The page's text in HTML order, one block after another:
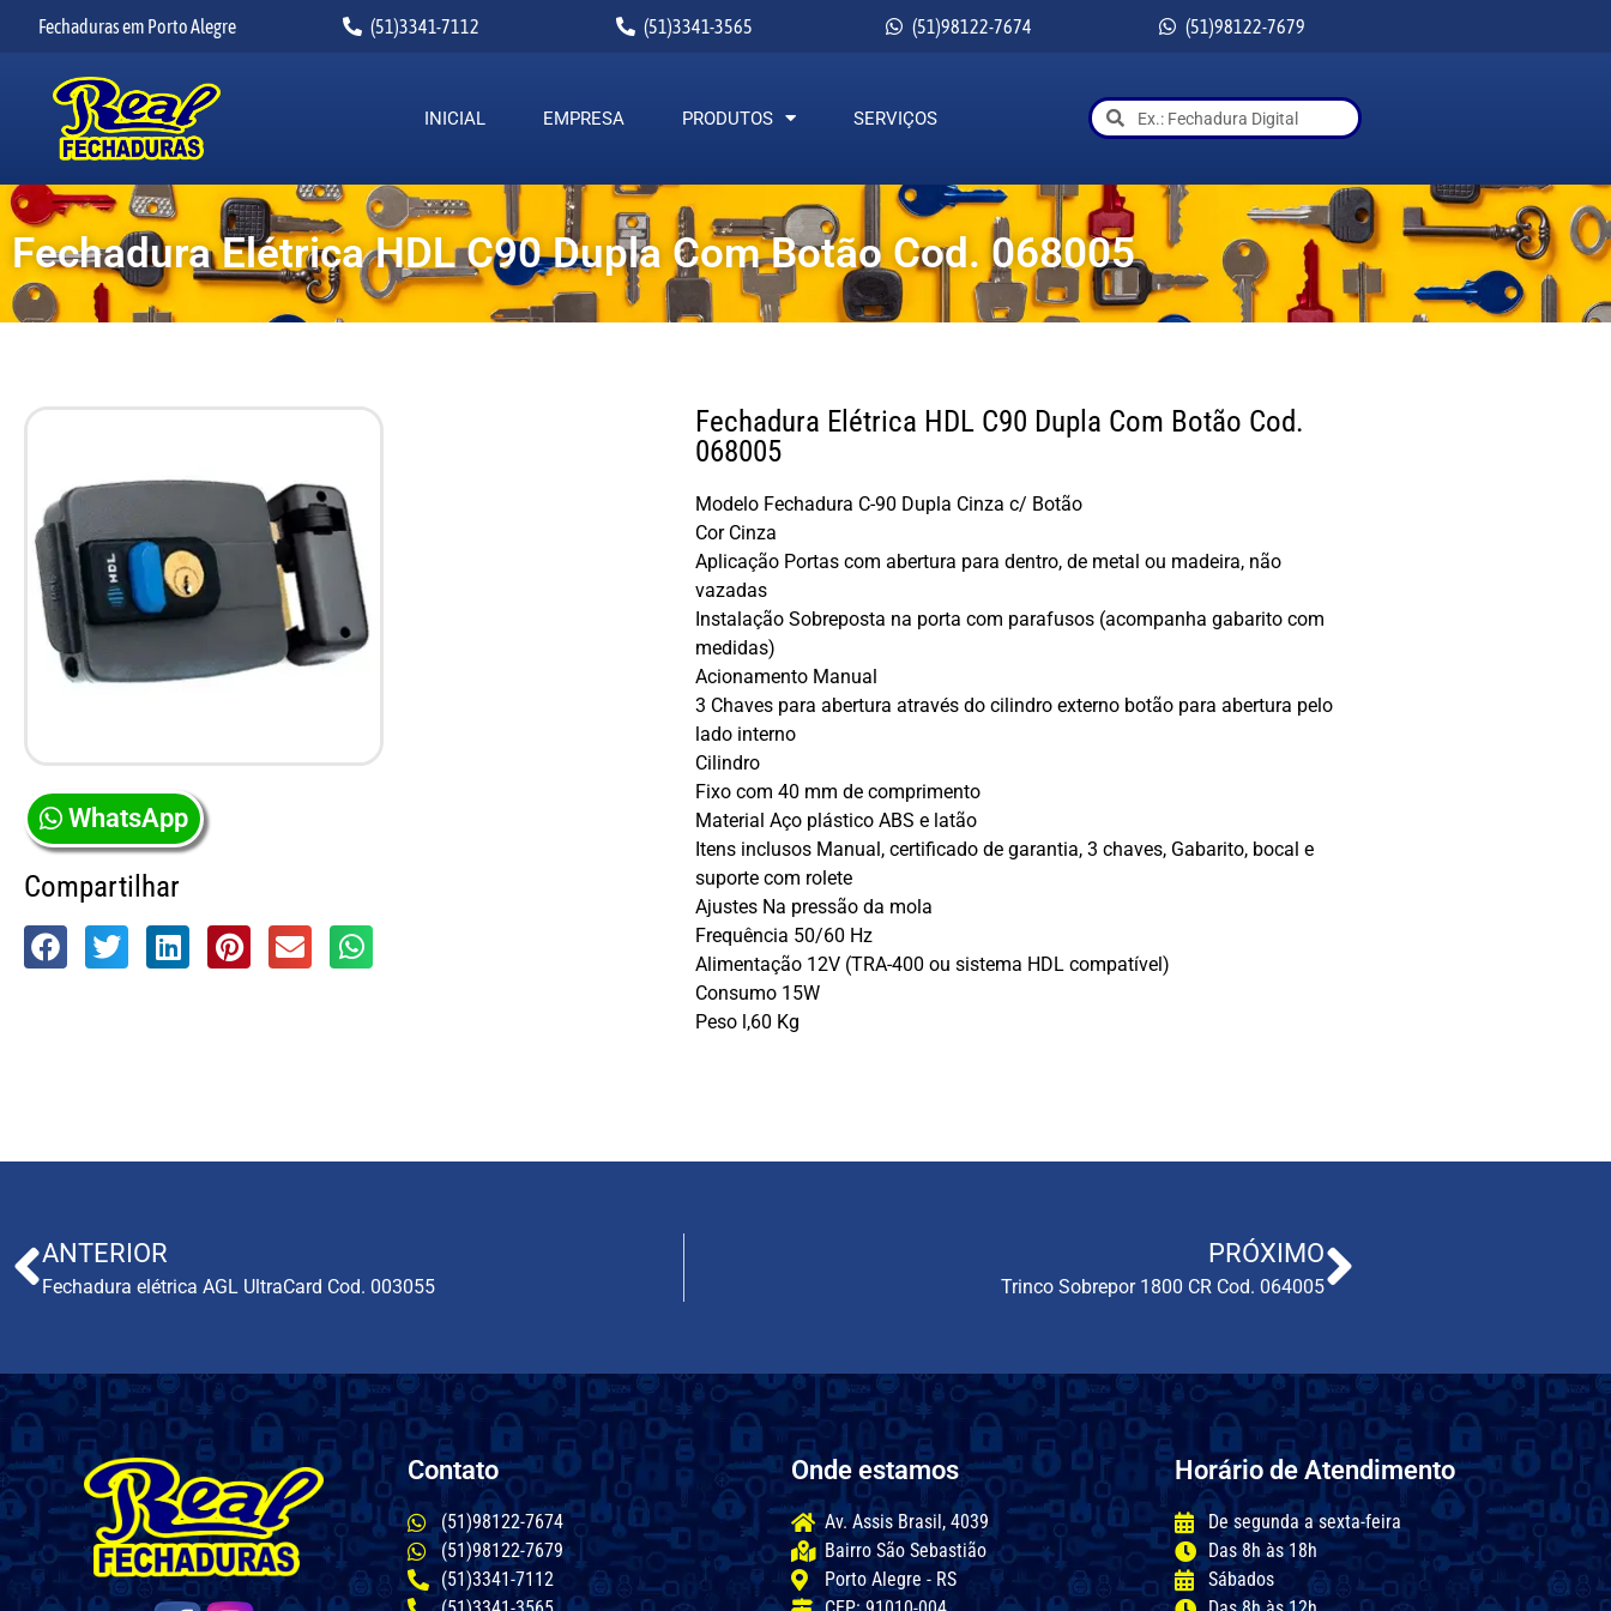
Fechaduras em Porto Alegre (51)3341-7112 (51)3341-3565 (51)98122-7674 (51)98122-7679
INICIAL EMPRESA PRODUTOS SERVIÇOS
Fechadura Elétrica HDL C90 Dupla Com Botão Cod. 068005
WhatsApp
Compartilhar
Fechadura Elétrica HDL C90 Dupla Com Botão Cod.
068005
Modelo Fechadura C-90 Dupla Cinza c/ Botão
Cor Cinza
Aplicação Portas com abertura para dentro, de metal ou madeira, não
vazadas
Instalação Sobreposta na porta com parafusos (acompanha gabarito com
medidas)
Acionamento Manual
3 Chaves para abertura através do cilindro externo botão para abertura pelo
lado interno
Cilindro
Fixo com 40 mm de comprimento
Material Aço plástico ABS e latão
Itens inclusos Manual, certificado de garantia, 3 chaves, Gabarito, bocal e
suporte com rolete
Ajustes Na pressão da mola
Frequência 50/60 Hz
Alimentação 12V (TRA-400 ou sistema HDL compatível)
Consumo 15W
Peso l,60 Kg
ANTERIOR
Fechadura elétrica AGL UltraCard Cod. 003055
PRÓXIMO
Trinco Sobrepor 1800 CR Cod. 064005
Contato
(51)98122-7674
(51)98122-7679
(51)3341-7112
Onde estamos
Av. Assis Brasil, 4039
Bairro São Sebastião
Porto Alegre - RS
Horário de Atendimento
De segunda a sexta-feira
Das 8h às 18h
Sábados